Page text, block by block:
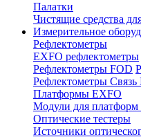
Палатки
Чистящие средства
Измерительное
Рефлектометры
EXFO рефлектометры
Рефлектометры FOD
Рефлектометры
Платформы EXFO
Модули для платформ
Оптические тестеры
Источники